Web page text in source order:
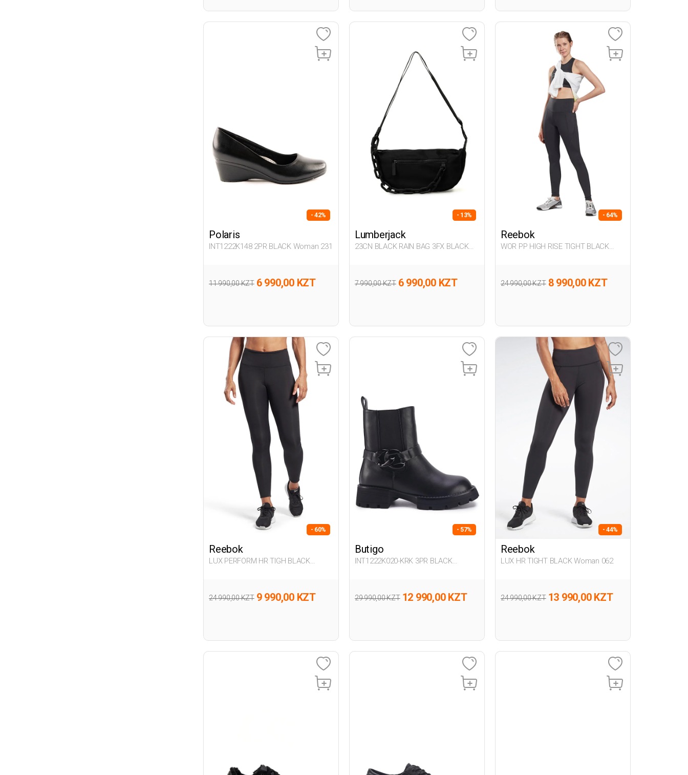
- 42%
Polaris
INT1222K148 2PR BLACK Woman 231
11 990,00 KZT 6 990,00 KZT
- 13%
Lumberjack
23CN BLACK RAIN BAG 3FX BLACK
7 990,00 KZT 6 990,00 KZT
- 64%
Reebok
WOR PP HIGH RISE TIGHT BLACK
24 990,00 KZT 8 990,00 KZT
- 60%
Reebok
LUX PERFORM HR TIGH BLACK
24 990,00 KZT 9 990,00 KZT
- 57%
Butigo
INT1222K020-KRK 3PR BLACK
29 990,00 KZT 12 990,00 KZT
- 44%
Reebok
LUX HR TIGHT BLACK Woman 062
24 990,00 KZT 13 990,00 KZT